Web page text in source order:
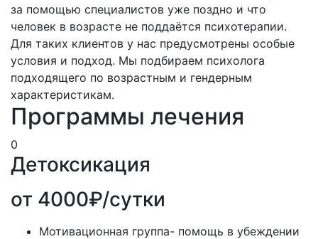
за помощью специалистов уже поздно и что
человек в возрасте не поддаётся психотерапии.
Для таких клиентов у нас предусмотрены особые
условия и подход. Мы подбираем психолога
подходящего по возрастным и гендерным
характеристикам.
Программы лечения
0
Детоксикация
от 4000₽/сутки
Мотивационная группа- помощь в убеждении